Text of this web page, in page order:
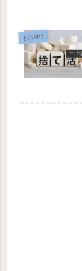
お片付け